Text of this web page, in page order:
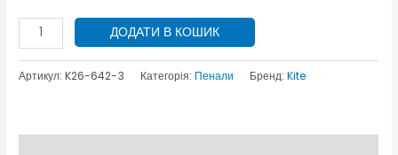
ДОДАТИ В КОШИК
Артикул:K26-642-3 Категорія: Пенали Бренд:Kite